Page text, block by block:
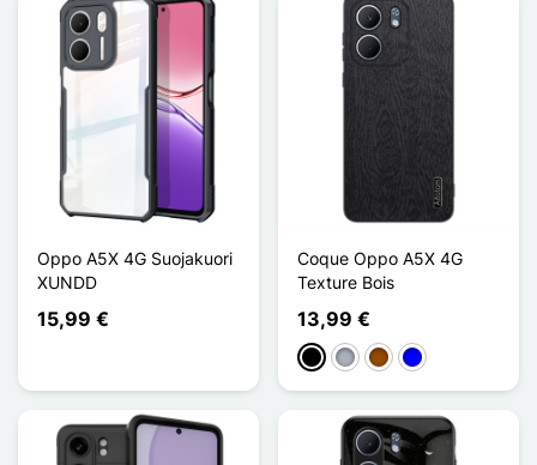
Oppo A5X 4G Suojakuori
XUNDD
15,99 €
Coque Oppo A5X 4G
Texture Bois
13,99 €
MustaHarmaaRuskeaSininen